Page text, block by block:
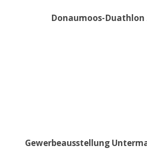
Donaumoos-Duathlon
Gewerbeausstellung